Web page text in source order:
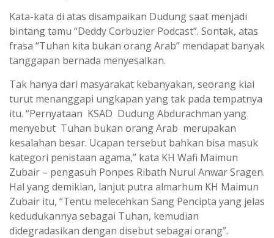
Kata-kata di atas disampaikan Dudung saat menjadi
bintang tamu “Deddy Corbuzier Podcast”. Sontak, atas
frasa “Tuhan kita bukan orang Arab” mendapat banyak
tanggapan bernada menyesalkan.
Tak hanya dari masyarakat kebanyakan, seorang kiai
turut menanggapi ungkapan yang tak pada tempatnya
itu. “Pernyataan KSAD Dudung Abdurachman yang
menyebut Tuhan bukan orang Arab merupakan
kesalahan besar. Ucapan tersebut bahkan bisa masuk
kategori penistaan agama,” kata KH Wafi Maimun
Zubair – pengasuh Ponpes Ribath Nurul Anwar Sragen.
Hal yang demikian, lanjut putra almarhum KH Maimun
Zubair itu, “Tentu melecehkan Sang Pencipta yang jelas
kedudukannya sebagai Tuhan, kemudian
didegradasikan dengan disebut sebagai orang”.